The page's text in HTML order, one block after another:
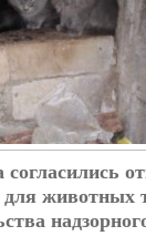
для животных